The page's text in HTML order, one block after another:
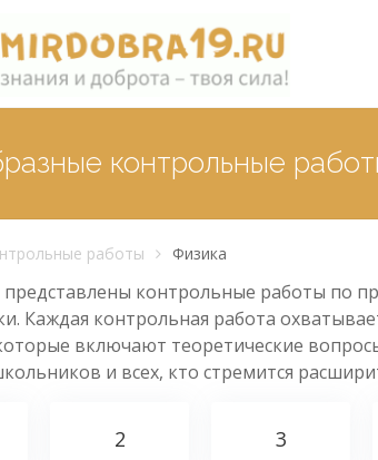
контрольные
работы Физика
контрольные работы по
Каждая контрольная работа
включают теоретические
и всех, кто стремится
2 3